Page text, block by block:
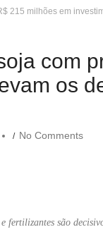
215 milhões em
com
os
/ No Comments
fertilizantes são